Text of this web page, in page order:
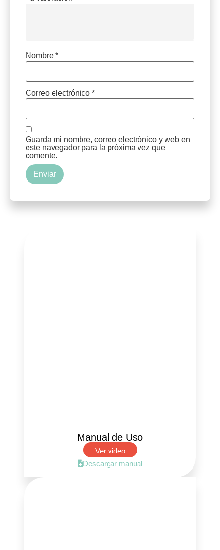
Nombre *
Correo electrónico *
Guarda mi nombre, correo electrónico y web en
este navegador para la próxima vez que
comente.
Manual de Uso
Ver video
Descargar manual